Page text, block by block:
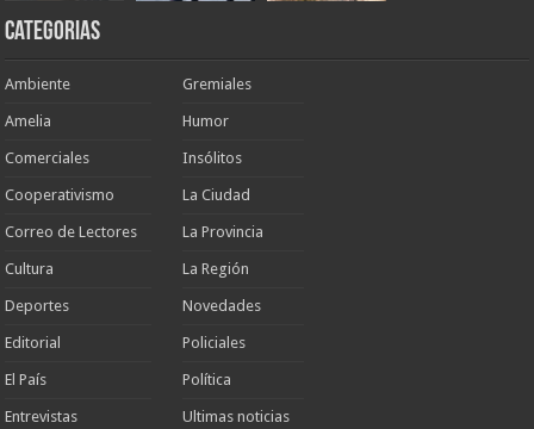
Categorias
Ambiente
Amelia
Comerciales
Cooperativismo
Correo de Lectores
Cultura
Deportes
Editorial
El País
Entrevistas
Gremiales
Humor
Insólitos
La Ciudad
La Provincia
La Región
Novedades
Policiales
Política
Ultimas noticias